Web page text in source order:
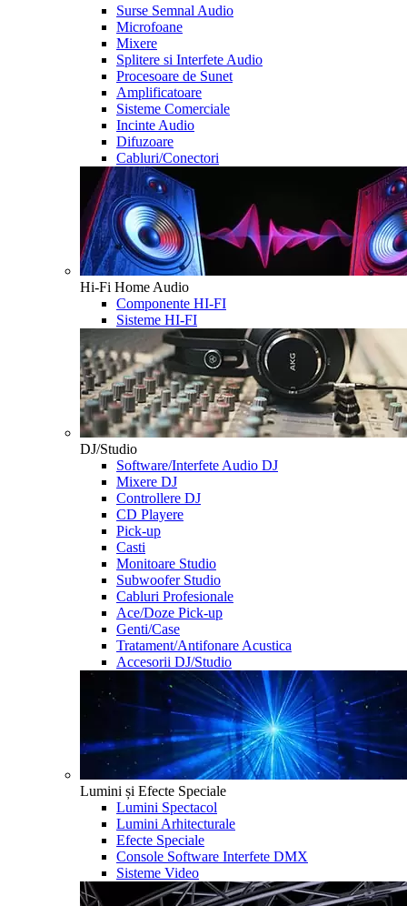
Surse Semnal Audio
Microfoane
Mixere
Splitere si Interfete Audio
Procesoare de Sunet
Amplificatoare
Sisteme Comerciale
Incinte Audio
Difuzoare
Cabluri/Conectori
Hi-Fi Home Audio
Componente HI-FI
Sisteme HI-FI
DJ/Studio
Software/Interfete Audio DJ
Mixere DJ
Controllere DJ
CD Playere
Pick-up
Casti
Monitoare Studio
Subwoofer Studio
Cabluri Profesionale
Ace/Doze Pick-up
Genti/Case
Tratament/Antifonare Acustica
Accesorii DJ/Studio
Lumini și Efecte Speciale
Lumini Spectacol
Lumini Arhitecturale
Efecte Speciale
Console Software Interfete DMX
Sisteme Video